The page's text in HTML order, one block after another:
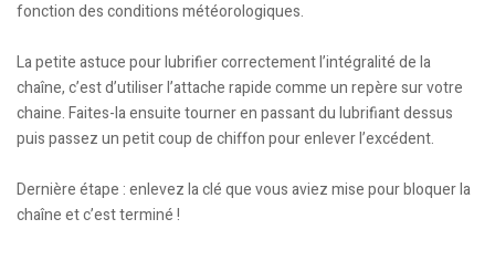
fonction des conditions météorologiques.
La petite astuce pour lubrifier correctement l’intégralité de la
chaîne, c’est d’utiliser l’attache rapide comme un repère sur votre
chaine. Faites-la ensuite tourner en passant du lubrifiant dessus
puis passez un petit coup de chiffon pour enlever l’excédent.
Dernière étape : enlevez la clé que vous aviez mise pour bloquer la
chaîne et c’est terminé !